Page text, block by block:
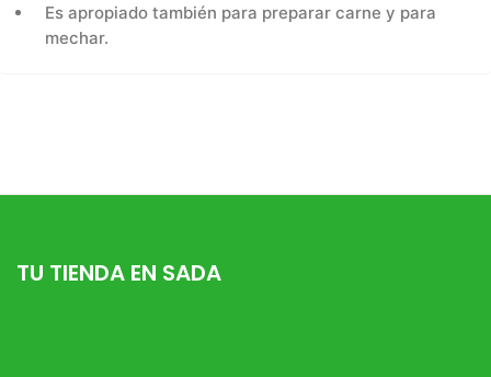
Es apropiado también para preparar carne y para
mechar.
TU TIENDA EN SADA